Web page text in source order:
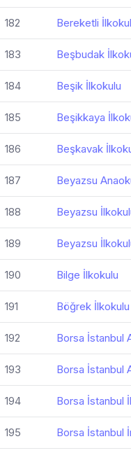
182 Bereketli
183 Beşbudak
184 Beşik İlkokulu
185 Beşikkaya
186 Beşkavak
187 Beyazsu
188 Beyazsu
189 Beyazsu
190 Bilge İlkokulu
191 Böğrek İlkokulu
192 Borsa İstanbul
193 Borsa İstanbul
194 Borsa İstanbul
195 Borsa İstanbul